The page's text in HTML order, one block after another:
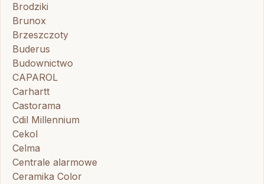
Brodziki
Brunox
Brzeszczoty
Buderus
Budownictwo
CAPAROL
Carhartt
Castorama
Cdil Millennium
Cekol
Celma
Centrale alarmowe
Ceramika Color